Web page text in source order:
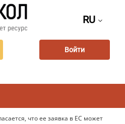
RU
Войти
что ее заявка в ЕС может